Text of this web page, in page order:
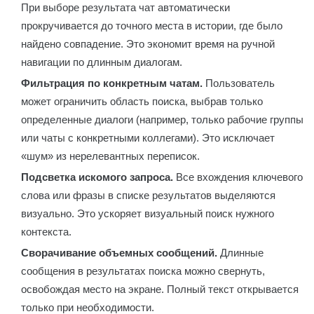
При выборе результата чат автоматически
прокручивается до точного места в истории, где было
найдено совпадение. Это экономит время на ручной
навигации по длинным диалогам.
Фильтрация по конкретным чатам. Пользователь
может ограничить область поиска, выбрав только
определенные диалоги (например, только рабочие группы
или чаты с конкретными коллегами). Это исключает
«шум» из нерелевантных переписок.
Подсветка искомого запроса. Все вхождения ключевого
слова или фразы в списке результатов выделяются
визуально. Это ускоряет визуальный поиск нужного
контекста.
Сворачивание объемных сообщений. Длинные
сообщения в результатах поиска можно свернуть,
освобождая место на экране. Полный текст открывается
только при необходимости.